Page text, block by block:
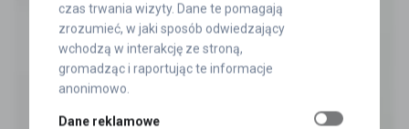
czas trwania wizyty. Dane te pomagają
zrozumieć, w jaki sposób odwiedzający
wchodzą w interakcję ze stroną,
gromadząc i raportując te informacje
anonimowo.
Dane reklamowe